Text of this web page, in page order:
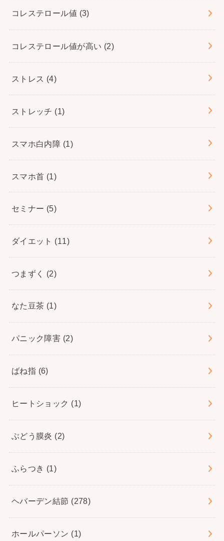
コレステロール値 (3)
コレステロール値が高い (2)
ストレス (4)
ストレッチ (1)
スマホ白内障 (1)
スマホ首 (1)
セミナー (5)
ダイエット (11)
つまずく (2)
なた豆茶 (1)
パニック障害 (2)
ばね指 (6)
ヒートショック (1)
ぶどう膜炎 (2)
ふらつき (1)
ヘバーデン結節 (278)
ホールパーソン (1)